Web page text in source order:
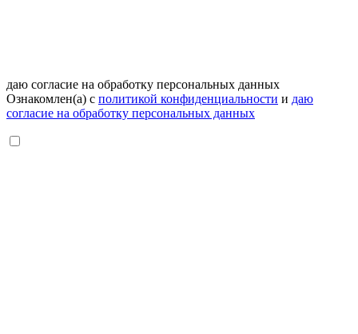
даю согласие на обработку персональных данных
Ознакомлен(а) с политикой конфиденциальности и даю
согласие на обработку персональных данных